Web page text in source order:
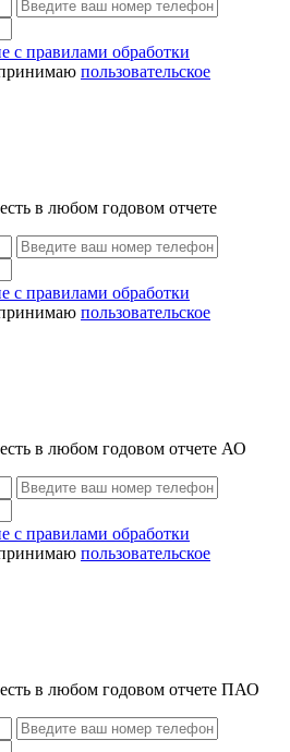
с правилами обработки
пользовательское
в любом годовом отчете
с правилами обработки
пользовательское
в любом годовом отчете АО
с правилами обработки
пользовательское
в любом годовом отчете ПАО